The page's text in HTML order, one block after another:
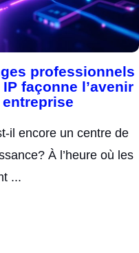
professionnels
façonne l’avenir
il encore un centre de
À l’heure où les
...